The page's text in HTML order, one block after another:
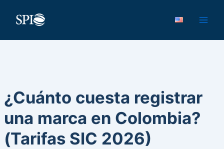
¿Cuánto cuesta registrar
una marca en Colombia?
(Tarifas SIC 2026)